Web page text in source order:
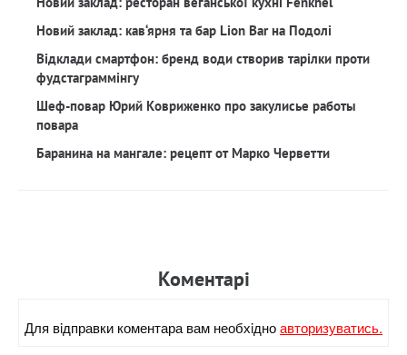
Новий заклад: кав‘ярня та бар Lion Bar на Подолі
Відклади смартфон: бренд води створив тарілки проти
фудстаграммінгу
Шеф-повар Юрий Ковриженко про закулисье работы
повара
Баранина на мангале: рецепт от Марко Черветти
Коментарi
Для вiдправки коментара вам необхiдноавторизуватись.